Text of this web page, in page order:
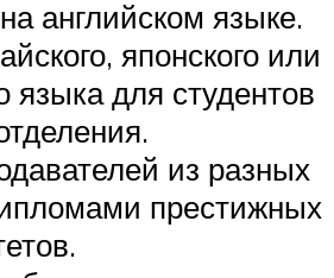
английском языке.
японского или
языка для студентов
из разных
престижных